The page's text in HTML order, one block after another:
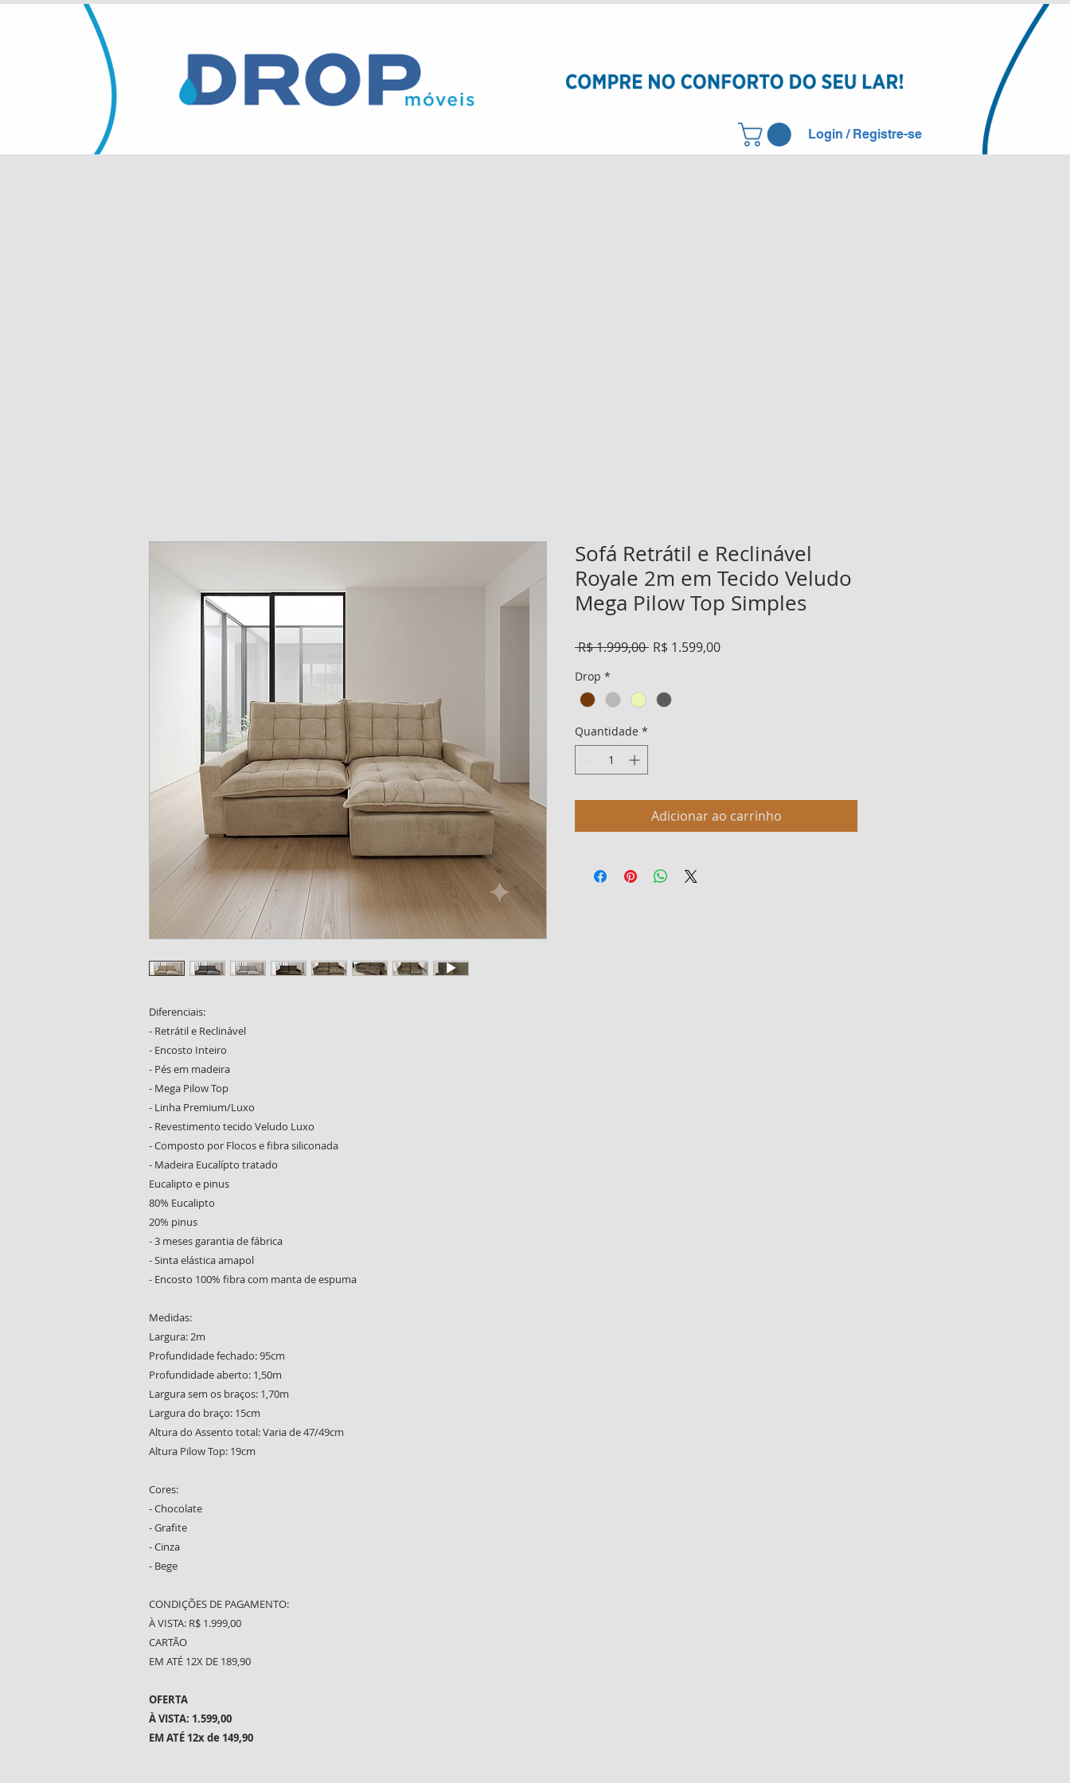
Login / Registre-se
Diferenciais:
- Retrátil e Reclinável
- Encosto Inteiro
- Pés em madeira
- Mega Pilow Top
- Linha Premium/Luxo
- Revestimento tecido Veludo Luxo
- Composto por Flocos e fibra siliconada
- Madeira Eucalípto tratado
Eucalipto e pinus
80% Eucalipto
20% pinus
- 3 meses garantia de fábrica
- Sinta elástica amapol
- Encosto 100% fibra com manta de espuma
Medidas:
Largura: 2m
Profundidade fechado: 95cm
Profundidade aberto: 1,50m
Largura sem os braços: 1,70m
Largura do braço: 15cm
Altura do Assento total: Varia de 47/49cm
Altura Pilow Top: 19cm
Cores:
- Chocolate
- Grafite
- Cinza
- Bege
CONDIÇÕES DE PAGAMENTO:
À VISTA: R$ 1.999,00
CARTÃO
EM ATÉ 12X DE 189,90
OFERTA
À VISTA: 1.599,00
EM ATÉ 12x de 149,90
Sofá Retrátil e Reclinável
Royale 2m em Tecido Veludo
Mega Pilow Top Simples
R$ 1.999,00 Preço
R$ 1.599,00Preço
Drop *
Quantidade *
Adicionar ao carrinho